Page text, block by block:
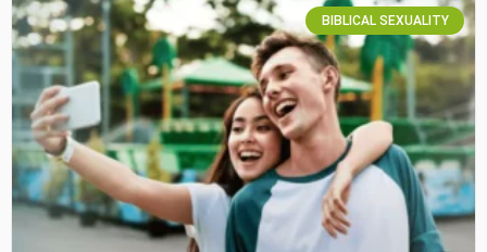
BIBLICAL SEXUALITY